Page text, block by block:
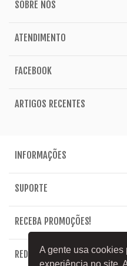
A gente usa cookies
experiência no site.
SOBRE NÓS
ATENDIMENTO
FACEBOOK
ARTIGOS RECENTES
INFORMAÇÕES
SUPORTE
RECEBA PROMOÇÕES!
REDE SOCIAL